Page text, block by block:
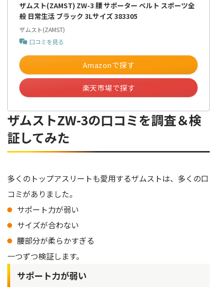
ザムスト(ZAMST) ZW-3 腰 サポーター ベルト スポーツ全
般 日常生活 ブラック 3Lサイズ 383305
ザムスト(ZAMST)
口コミを見る
Amazonで探す
楽天市場で探す
ザムストZW-3の口コミを調査＆検
証してみた
多くのトップアスリートも愛用するザムストは、多くの口
コミがありました。
サポート力が弱い
サイズが合わない
腰部分が柔らかすぎる
一つずつ検証します。
サポート力が弱い